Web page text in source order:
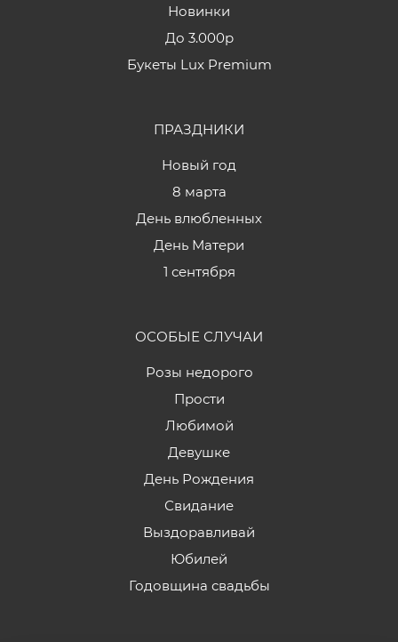
Новинки
До 3.000р
Букеты Lux Premium
ПРАЗДНИКИ
Новый год
8 марта
День влюбленных
День Матери
1 сентября
ОСОБЫЕ СЛУЧАИ
Розы недорого
Прости
Любимой
Девушке
День Рождения
Свидание
Выздоравливай
Юбилей
Годовщина свадьбы